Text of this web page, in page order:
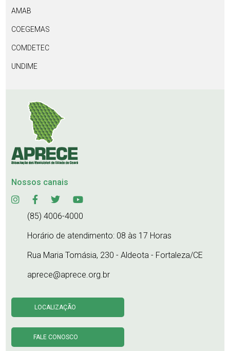
AMAB
COEGEMAS
COMDETEC
UNDIME
Nossos canais
(85) 4006-4000
Horário de atendimento: 08 às 17 Horas
Rua Maria Tomásia, 230 - Aldeota - Fortaleza/CE
aprece@aprece.org.br
LOCALIZAÇÃO
FALE CONOSCO